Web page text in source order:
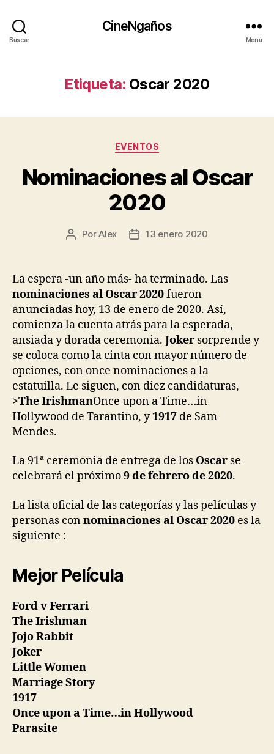
Buscar
CineNgaños
Menú
Etiqueta: Oscar 2020
Categorías
EVENTOS
Nominaciones al Oscar
2020
Autor
entrada
PorAlex
Fecha
entrada
13 enero 2020
La espera -un año más- ha terminado. Las
nominaciones al Oscar 2020fueron
anunciadas hoy, 13 de enero de 2020. Así,
comienza la cuenta atrás para la esperada,
ansiada y dorada ceremonia. Joker sorprende y
se coloca como la cinta con mayor número de
opciones, con once nominaciones a la
estatuilla. Le siguen, con diez candidaturas,
>The IrishmanOnce upon a Time…in
Hollywood de Tarantino, y1917 de Sam
Mendes.
La 91ª ceremonia de entrega de los Oscar se
celebrará el próximo9 de febrero de 2020.
La lista oficial de las categorías y las películas y
personas connominaciones al Oscar 2020 es la
siguiente :
Mejor Película
Ford v Ferrari
The Irishman
Jojo Rabbit
Joker
Little Women
Marriage Story
1917
Once upon a Time…in Hollywood
Parasite